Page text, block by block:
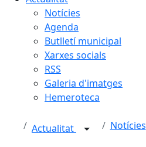
Notícies
Agenda
Butlletí municipal
Xarxes socials
RSS
Galeria d'imatges
Hemeroteca
Actualitat Notícies